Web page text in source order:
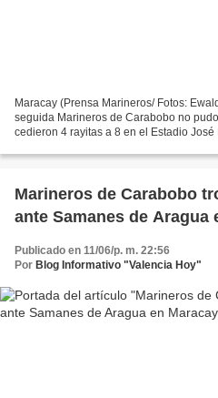
Maracay (Prensa Marineros/ Fotos:
seguida Marineros de Carabobo no
cedieron 4 rayitas a 8 en el Estadio José
Marineros de Carabobo
ante Samanes de Aragua
Publicado en 11/06/p. m. 22:56
Por Blog Informativo "Valencia Hoy"